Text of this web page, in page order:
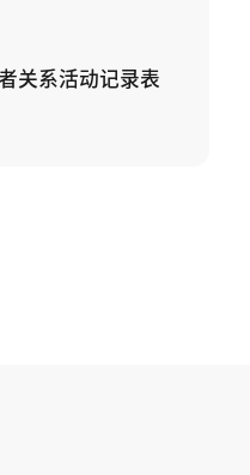
关系活动记录表